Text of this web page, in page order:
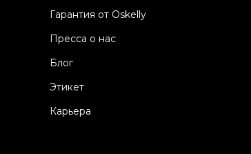
Гарантия от Oskelly
Пресса о нас
Блог
Этикет
Карьера